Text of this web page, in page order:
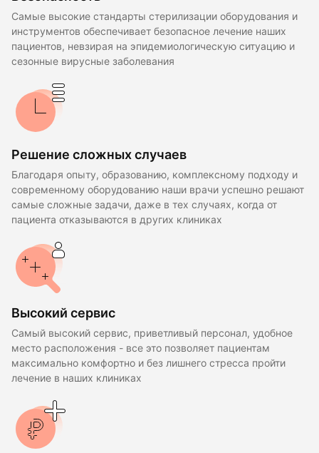
Самые высокие стандарты стерилизации оборудования и
инструментов обеспечивает безопасное лечение наших
пациентов, невзирая на эпидемиологическую ситуацию и
сезонные вирусные заболевания
Решение сложных случаев
Благодаря опыту, образованию, комплексному подходу и
современному оборудованию наши врачи успешно решают
самые сложные задачи, даже в тех случаях, когда от
пациента отказываются в других клиниках
Высокий сервис
Самый высокий сервис, приветливый персонал, удобное
место расположения - все это позволяет пациентам
максимально комфортно и без лишнего стресса пройти
лечение в наших клиниках